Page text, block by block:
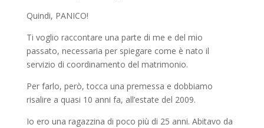
Quindi, PANICO!
Ti voglio raccontare una parte di me e del mio
passato, necessaria per spiegare come è nato il
servizio di coordinamento del matrimonio.
Per farlo, però, tocca una premessa e dobbiamo
risalire a quasi 10 anni fa, all’estate del 2009.
Io ero una ragazzina di poco più di 25 anni. Abitavo da